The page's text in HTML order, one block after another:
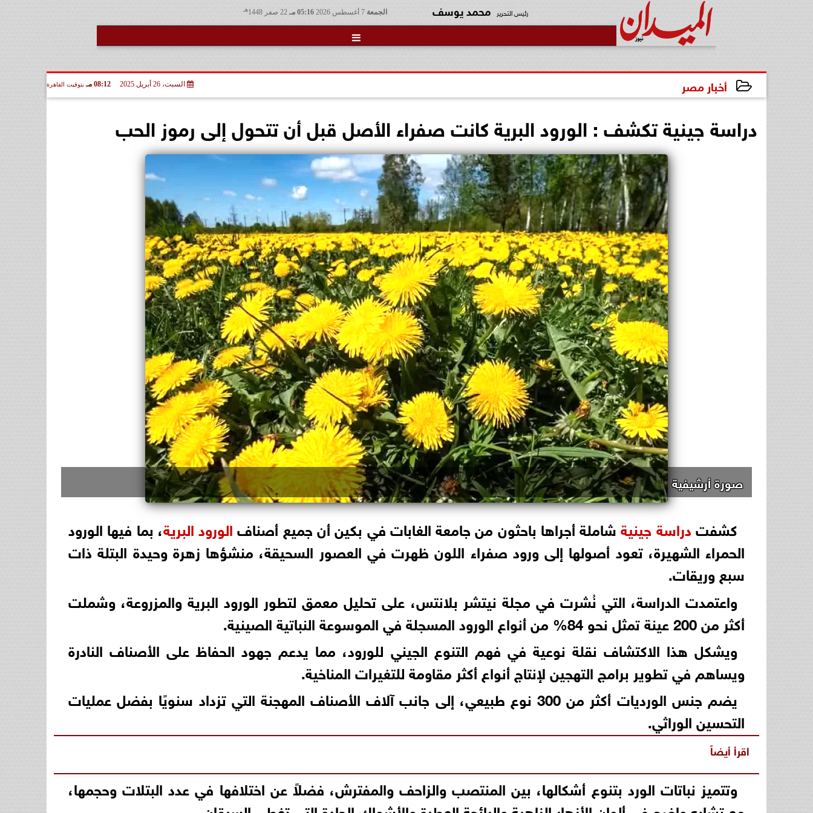
الجمعة 05:16 مـ هـ رئيس التحرير محمد يوسف

أخبار مصر السبت، 26 أبريل 2025 08:12 مـ بتوقيت القاهرة
دراسة جينية تكشف : الورود البرية كانت صفراء الأصل قبل أن تتحول إلى رموز الحب
صورة أرشيفية
كشفتدراسة جينيةشاملة أجراها باحثون من جامعة الغابات في بكين أن جميع أصنافالورود البرية، بما فيها الورود
الحمراء الشهيرة، تعود أصولها إلى ورود صفراء اللون ظهرت في العصور السحيقة، منشؤها زهرة وحيدة البتلة ذات
سبع وريقات.
واعتمدت الدراسة، التي نُشرت في مجلة نيتشر بلانتس، على تحليل معمق لتطور الورود البرية والمزروعة، وشملت
أكثر من 200 عينة تمثل نحو 84% من أنواع الورود المسجلة في الموسوعة النباتية الصينية.
ويشكل هذا الاكتشاف نقلة نوعية في فهم التنوع الجيني للورود، مما يدعم جهود الحفاظ على الأصناف النادرة
ويساهم في تطوير برامج التهجين لإنتاج أنواع أكثر مقاومة للتغيرات المناخية.
يضم جنس الورديات أكثر من 300 نوع طبيعي، إلى جانب آلاف الأصناف المهجنة التي تزداد سنويًا بفضل عمليات
التحسين الوراثي.
اقرأ أيضاً
وتتميز نباتات الورد بتنوع أشكالها، بين المنتصب والزاحف والمفترش، فضلاً عن اختلافها في عدد البتلات وحجمها،